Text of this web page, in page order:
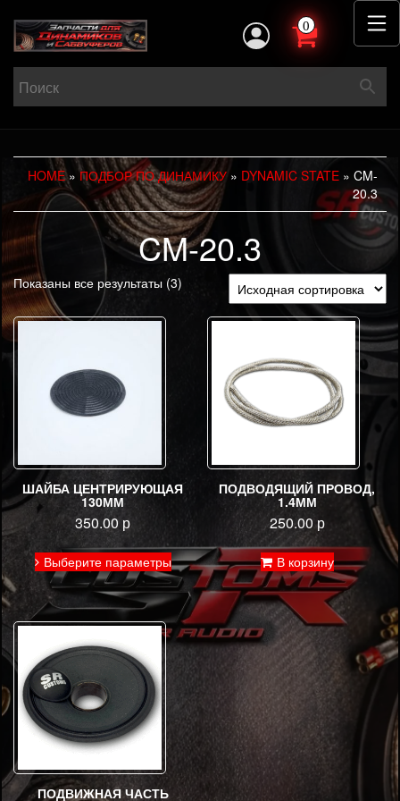
0
HOME»ПОДБОР ПО ДИНАМИКУ» DYNAMIC STATE » CM-
20.3
CM-20.3
Показаны все результаты (3)
ШАЙБА ЦЕНТРИРУЮЩАЯ
130ММ
350.00 р
Выберите параметры
Этот
товар
имеет
несколько
вариаций.
Опции
можно
выбрать
странице
товара.
ПОДВОДЯЩИЙ ПРОВОД,
1.4ММ
250.00р
В корзину
ПОДВИЖНАЯ ЧАСТЬ